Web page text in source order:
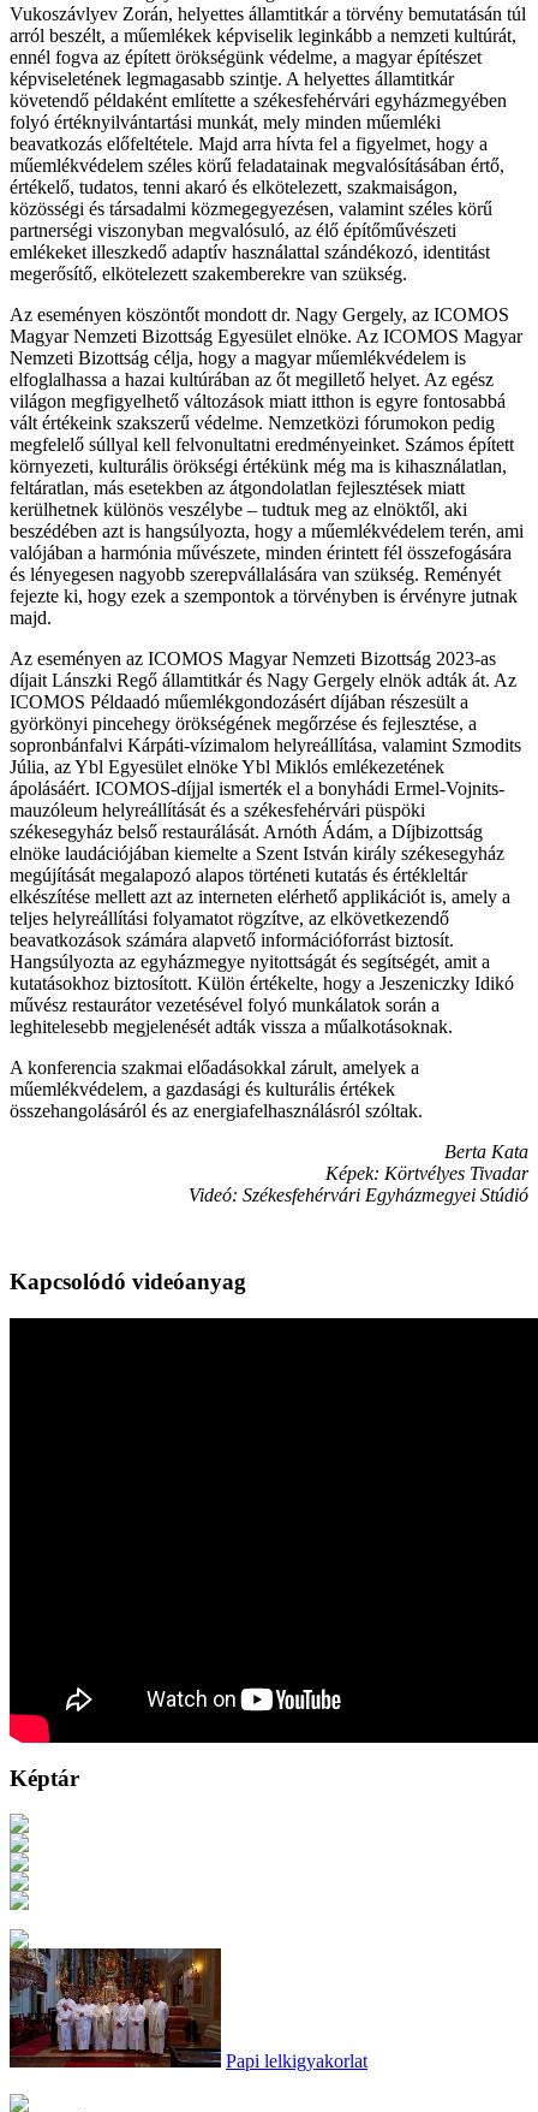
Vukoszávlyev Zorán, helyettes államtitkár a törvény bemutatásán túl
arról beszélt, a műemlékek képviselik leginkább a nemzeti kultúrát,
ennél fogva az épített örökségünk védelme, a magyar építészet
képviseletének legmagasabb szintje. A helyettes államtitkár
követendő példaként említette a székesfehérvári egyházmegyében
folyó értéknyilvántartási munkát, mely minden műemléki
beavatkozás előfeltétele. Majd arra hívta fel a figyelmet, hogy a
műemlékvédelem széles körű feladatainak megvalósításában értő,
értékelő, tudatos, tenni akaró és elkötelezett, szakmaiságon,
közösségi és társadalmi közmegegyezésen, valamint széles körű
partnerségi viszonyban megvalósuló, az élő építőművészeti
emlékeket illeszkedő adaptív használattal szándékozó, identitást
megerősítő, elkötelezett szakemberekre van szükség.
Az eseményen köszöntőt mondott dr. Nagy Gergely, az ICOMOS
Magyar Nemzeti Bizottság Egyesület elnöke. Az ICOMOS Magyar
Nemzeti Bizottság célja, hogy a magyar műemlékvédelem is
elfoglalhassa a hazai kultúrában az őt megillető helyet. Az egész
világon megfigyelhető változások miatt itthon is egyre fontosabbá
vált értékeink szakszerű védelme. Nemzetközi fórumokon pedig
megfelelő súllyal kell felvonultatni eredményeinket. Számos épített
környezeti, kulturális örökségi értékünk még ma is kihasználatlan,
feltáratlan, más esetekben az átgondolatlan fejlesztések miatt
kerülhetnek különös veszélybe – tudtuk meg az elnöktől, aki
beszédében azt is hangsúlyozta, hogy a műemlékvédelem terén, ami
valójában a harmónia művészete, minden érintett fél összefogására
és lényegesen nagyobb szerepvállalására van szükség. Reményét
fejezte ki, hogy ezek a szempontok a törvényben is érvényre jutnak
majd.
Az eseményen az ICOMOS Magyar Nemzeti Bizottság 2023-as
díjait Lánszki Regő államtitkár és Nagy Gergely elnök adták át. Az
ICOMOS Példaadó műemlékgondozásért díjában részesült a
györkönyi pincehegy örökségének megőrzése és fejlesztése, a
sopronbánfalvi Kárpáti-vízimalom helyreállítása, valamint Szmodits
Júlia, az Ybl Egyesület elnöke Ybl Miklós emlékezetének
ápolásáért. ICOMOS-díjjal ismerték el a bonyhádi Ermel-Vojnits-
mauzóleum helyreállítását és a székesfehérvári püspöki
székesegyház belső restaurálását. Arnóth Ádám, a Díjbizottság
elnöke laudációjában kiemelte a Szent István király székesegyház
megújítását megalapozó alapos történeti kutatás és értékleltár
elkészítése mellett azt az interneten elérhető applikációt is, amely a
teljes helyreállítási folyamatot rögzítve, az elkövetkezendő
beavatkozások számára alapvető információforrást biztosít.
Hangsúlyozta az egyházmegye nyitottságát és segítségét, amit a
kutatásokhoz biztosított. Külön értékelte, hogy a Jeszeniczky Idikó
művész restaurátor vezetésével folyó munkálatok során a
leghitelesebb megjelenését adták vissza a műalkotásoknak.
A konferencia szakmai előadásokkal zárult, amelyek a
műemlékvédelem, a gazdasági és kulturális értékek
összehangolásáról és az energiafelhasználásról szóltak.
Berta Kata
Képek: Körtvélyes Tivadar
Videó: Székesfehérvári Egyházmegyei Stúdió
Kapcsolódó videóanyag
Képtár
Papi lelkigyakorlat